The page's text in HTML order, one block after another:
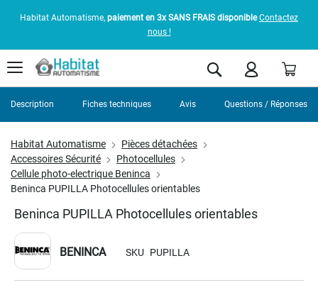
Habitat Automatisme, paiement en 3x SANS FRAIS disponible Contactez
nous !
Rechercher
Habitat Automatisme
Pièces détachées
Accessoires Sécurité
Photocellules
Cellule photo-electrique Beninca
Beninca PUPILLA Photocellules orientables
Beninca PUPILLA Photocellules orientables
BENINCA SKU PUPILLA
Description Fiches techniques Avis Questions / Réponses